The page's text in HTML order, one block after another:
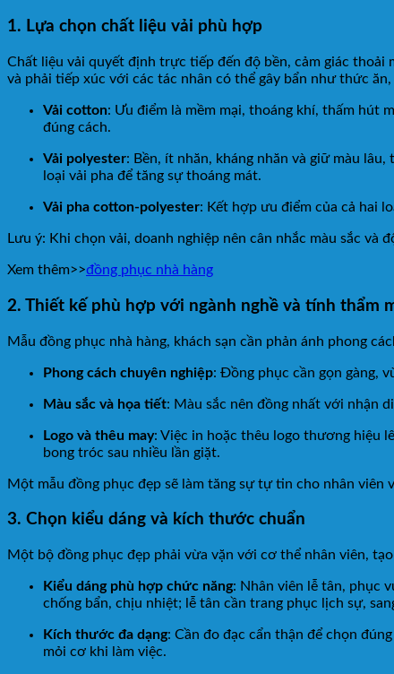
1. Lựa chọn chất liệu vải phù hợp
Chất liệu vải quyết định trực tiếp đến độ bền, cảm giác thoải
và phải tiếp xúc với các tác nhân có thể gây bẩn như thức
Vải cotton: Ưu điểm là mềm mại, thoáng khí, thấm hút
đúng cách.
Vải polyester: Bền, ít nhăn, kháng nhăn và giữ màu
loại vải pha để tăng sự thoáng mát.
Vải pha cotton-polyester: Kết hợp ưu điểm của cả hai
Lưu ý: Khi chọn vải, doanh nghiệp nên cân nhắc màu sắc và
Xem thêm>>đồng phục nhà hàng
2. Thiết kế phù hợp với ngành nghề và tính thẩm
Mẫu đồng phục nhà hàng, khách sạn cần phản ánh phong
Phong cách chuyên nghiệp: Đồng phục cần gọn gàng,
Màu sắc và họa tiết: Màu sắc nên đồng nhất với nhận
Logo và thêu may: Việc in hoặc thêu logo thương hiệu
bong tróc sau nhiều lần giặt.
Một mẫu đồng phục đẹp sẽ làm tăng sự tự tin cho nhân viên
3. Chọn kiểu dáng và kích thước chuẩn
Một bộ đồng phục đẹp phải vừa vặn với cơ thể nhân viên,
Kiểu dáng phù hợp chức năng: Nhân viên lễ tân, phục
chống bẩn, chịu nhiệt; lễ tân cần trang phục lịch sự,
Kích thước đa dạng: Cần đo đạc cẩn thận để chọn
mỏi cơ khi làm việc.